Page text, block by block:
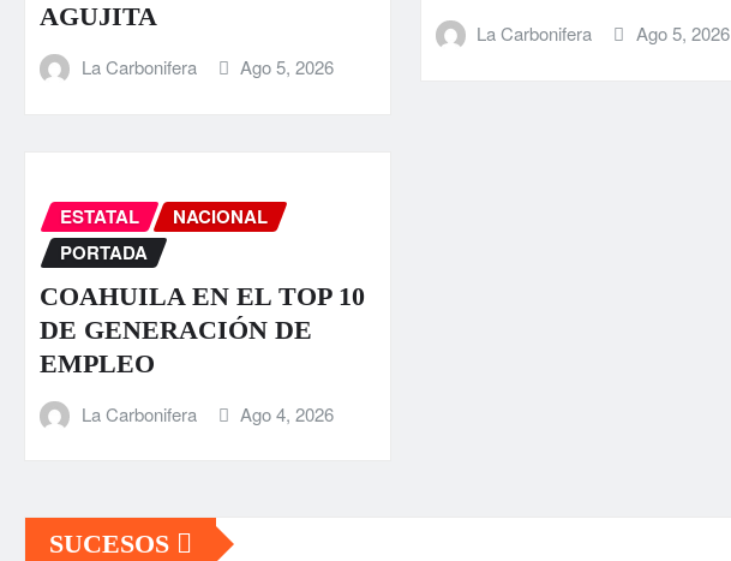
AGUJITA
La Carbonifera Ago 5, 2026
La Carbonifera Ago 5, 2026
ESTATAL
NACIONAL
PORTADA
COAHUILA EN EL TOP 10
DE GENERACIÓN DE
EMPLEO
La Carbonifera Ago 4, 2026
SUCESOS